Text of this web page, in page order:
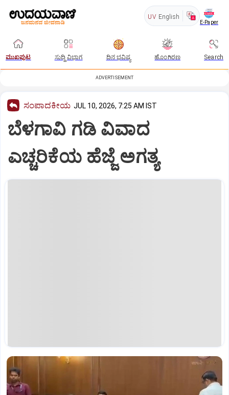
UV English
E-Paper
ಮುಖಪುಟ ಸುದ್ದಿ ವಿಭಾಗ ದಿನ ಭವಿಷ್ಯ ಹೊಂಗಿರಣ Search
ADVERTISEMENT
ಸಂಪಾದಕೀಯ JUL 10, 2026, 7:25 AM IST
ಬೆಳಗಾವಿ ಗಡಿ ವಿವಾದ
ಎಚ್ಚರಿಕೆಯ ಹೆಜ್ಜೆ ಅಗತ್ಯ